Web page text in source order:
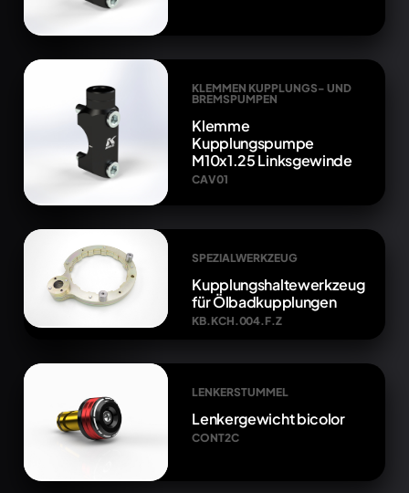
KLEMMEN KUPPLUNGS- UND
BREMSPUMPEN
Klemme
Kupplungspumpe
M10x1.25 Linksgewinde
CAV01
SPEZIALWERKZEUG
Kupplungshaltewerkzeug
für Ölbadkupplungen
KB.KCH.004.F.Z
LENKERSTUMMEL
Lenkergewicht bicolor
CONT2C